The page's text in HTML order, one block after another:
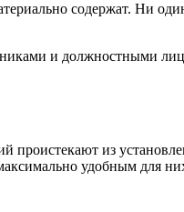
содержат. Ни
и должностными
проистекают из
удобным для